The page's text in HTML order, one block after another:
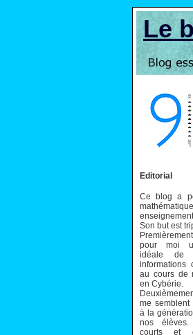
Le
Editorial
Ce blog a
Son but est
pour moi
idéale de
informations
au cours de
en Cybérie.
me semblent
à la
nos
courts et